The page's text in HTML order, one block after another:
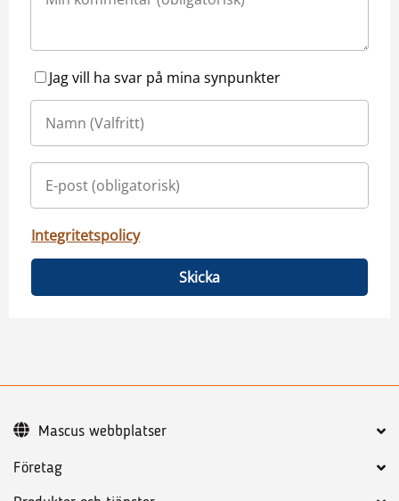
Jag vill ha svar på mina synpunkter
Integritetspolicy
Skicka
Företag
Mascus webbplatser